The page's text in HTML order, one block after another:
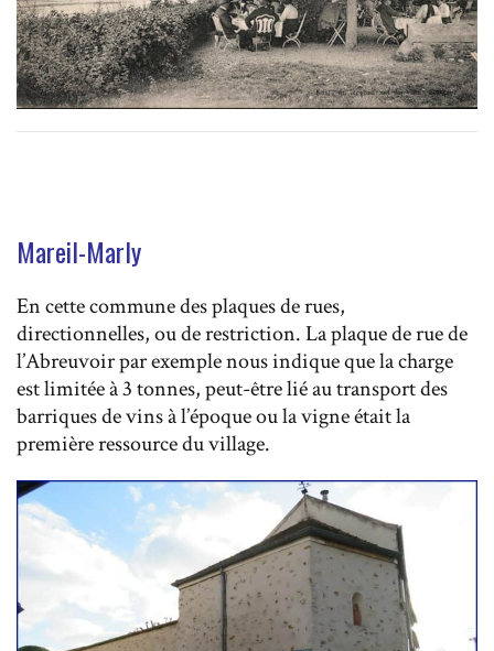
Mareil-Marly
En cette commune des plaques de rues,
directionnelles, ou de restriction. La plaque de rue de
l’Abreuvoir par exemple nous indique que la charge
est limitée à 3 tonnes, peut-être lié au transport des
barriques de vins à l’époque ou la vigne était la
première ressource du village.